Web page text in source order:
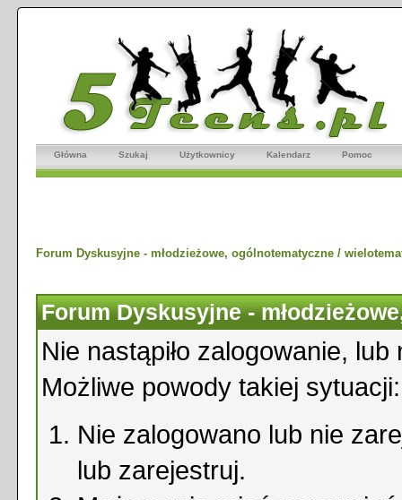
Główna Szukaj Użytkownicy Kalendarz Pomoc
Forum Dyskusyjne - młodzieżowe, ogólnotematyczne /
Forum Dyskusyjne -
Nie nastąpiło zalogowanie,
Możliwe powody takiej sytuacji:
Nie zalogowano lub nie
lub zarejestruj.